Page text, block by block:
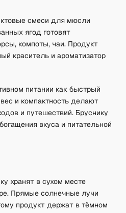
смеси для мюсли
ягод готовят
компоты, чаи. Продукт
краситель и ароматизатор
питании как быстрый
и компактность делают
и путешествий. Бруснику
вкуса и питательной
хранят в сухом месте
Прямые солнечные лучи
продукт держат в тёмном